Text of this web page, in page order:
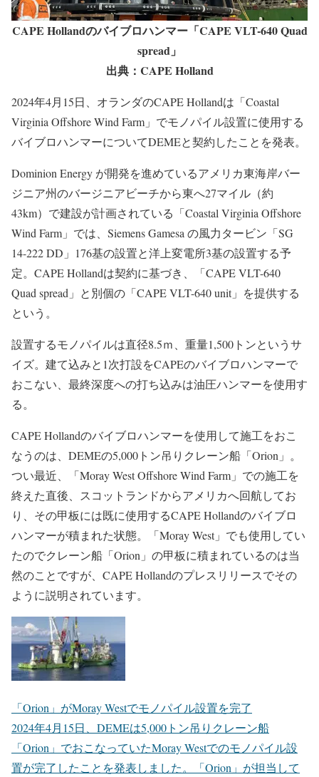
CAPE Hollandのバイブロハンマー「CAPE VLT-640 Quad
spread」
出典：CAPE Holland
2024年4月15日、オランダのCAPE Hollandは「Coastal
Virginia Offshore Wind Farm」でモノパイル設置に使用する
バイブロハンマーについてDEMEと契約したことを発表。
Dominion Energy が開発を進めているアメリカ東海岸バー
ジニア州のバージニアビーチから東へ27マイル（約
43km）で建設が計画されている「Coastal Virginia Offshore
Wind Farm」では、Siemens Gamesa の風力タービン「SG
14-222 DD」176基の設置と洋上変電所3基の設置する予
定。CAPE Hollandは契約に基づき、「CAPE VLT-640
Quad spread」と別個の「CAPE VLT-640 unit」を提供する
という。
設置するモノパイルは直径8.5ｍ、重量1,500トンというサ
イズ。建て込みと1次打設をCAPEのバイブロハンマーで
おこない、最終深度への打ち込みは油圧ハンマーを使用す
る。
CAPE Hollandのバイブロハンマーを使用して施工をおこ
なうのは、DEMEの5,000トン吊りクレーン船「Orion」。
つい最近、「Moray West Offshore Wind Farm」での施工を
終えた直後、スコットランドからアメリカへ回航してお
り、その甲板には既に使用するCAPE Hollandのバイブロ
ハンマーが積まれた状態。「Moray West」でも使用してい
たのでクレーン船「Orion」の甲板に積まれているのは当
然のことですが、CAPE Hollandのプレスリリースでその
ように説明されています。
「Orion」がMoray Westでモノパイル設置を完了
2024年4月15日、DEMEは5,000トン吊りクレーン船
「Orion」でおこなっていたMoray Westでのモノパイル設
置が完了したことを発表しました。「Orion」が担当して